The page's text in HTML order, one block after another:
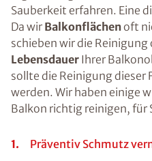
Sauberkeit erfahren. Eine
Da wir Balkonflächenoft
schieben wir die
Lebensdauer Ihrer
sollte die Reinigung dieser
werden. Wir haben einige
Balkon richtig reinigen, für
Präventiv Schmutz